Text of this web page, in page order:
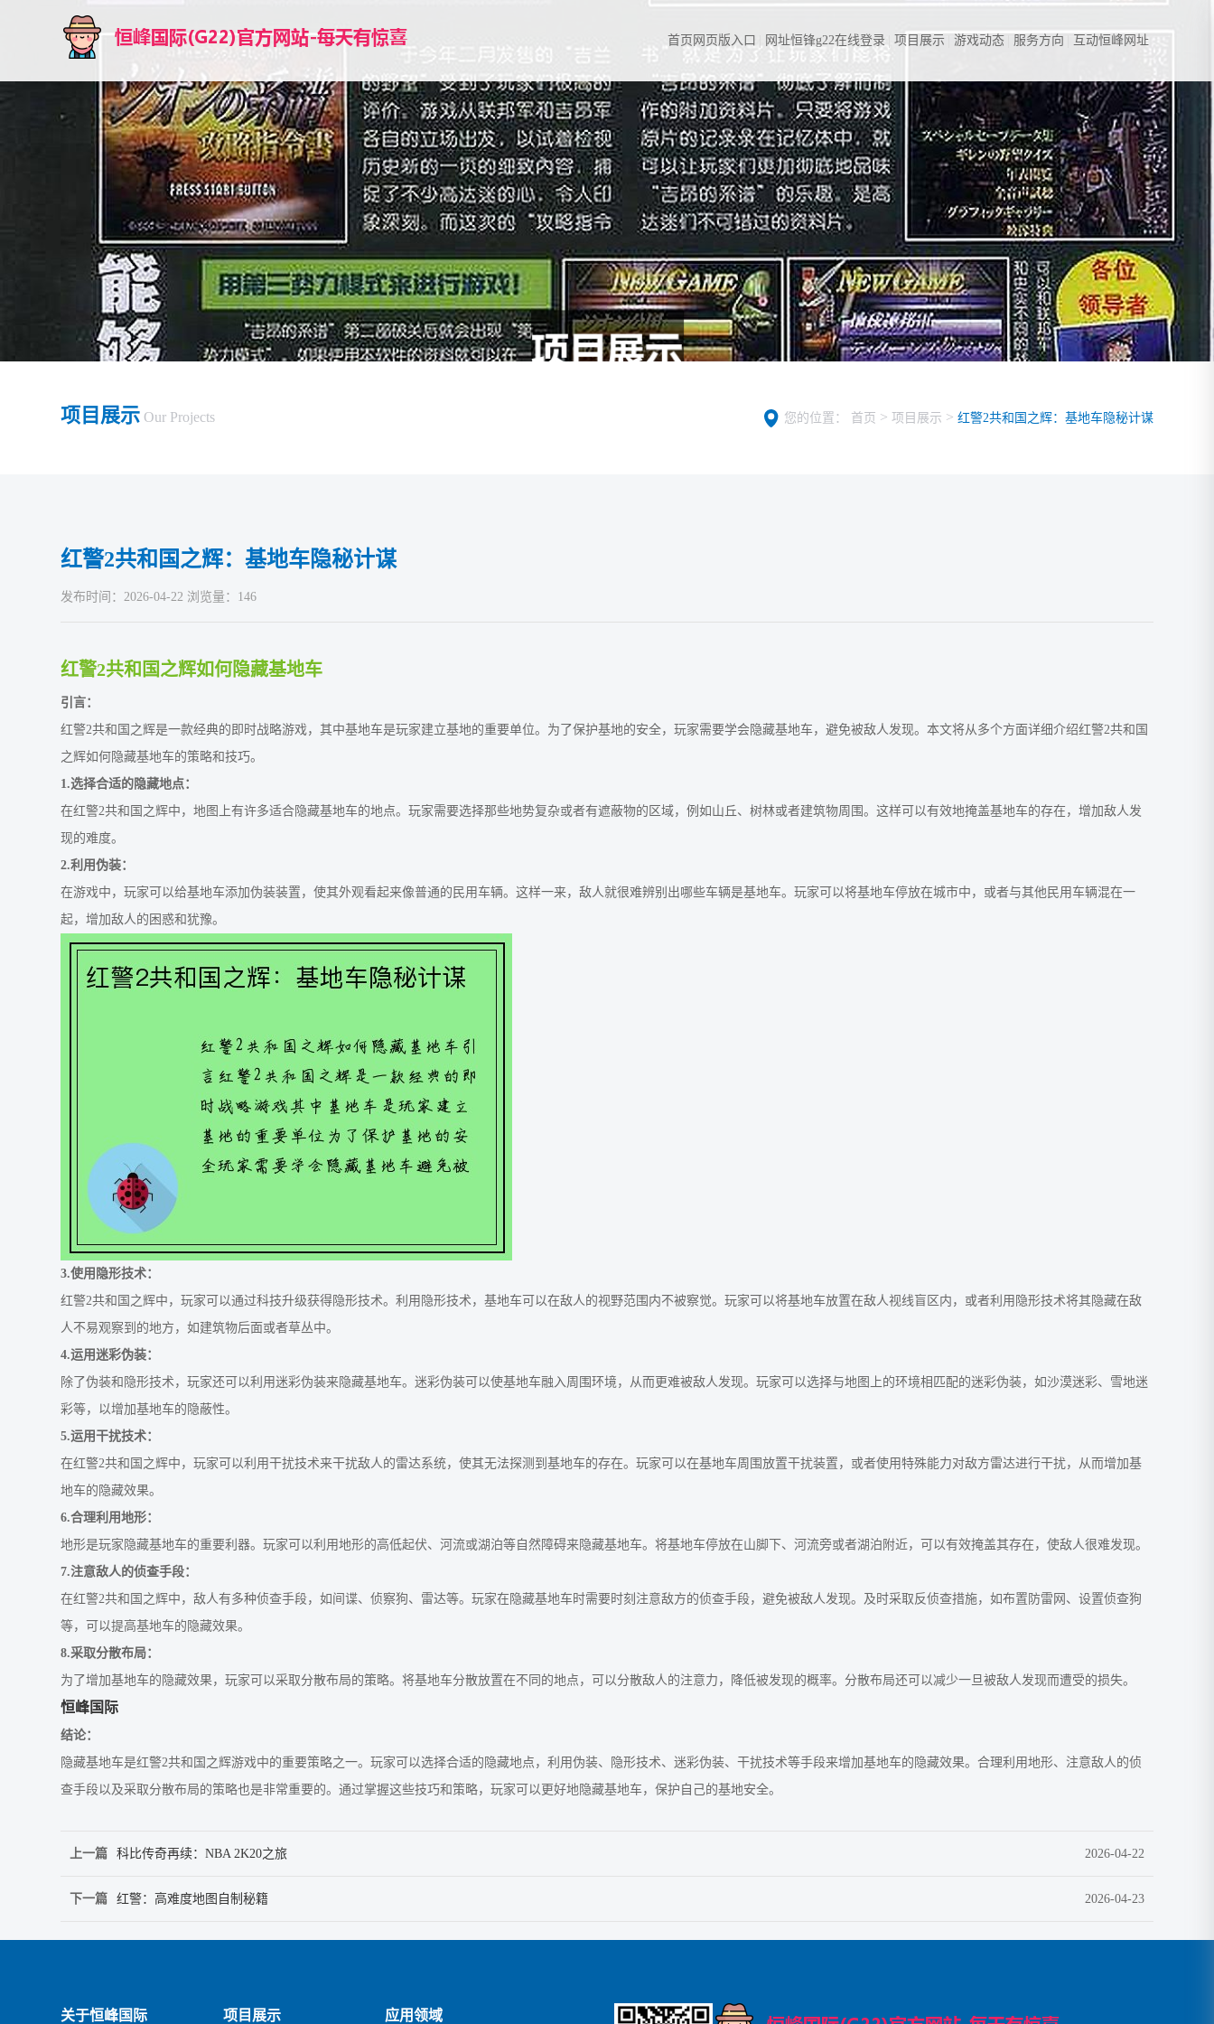
首页网页版入口 网址恒锋g22在线登录 项目展示 游戏动态 服务方向 互动恒峰网址
项目展示 Our Projects 您的位置： 首页 > 项目展示 > 红警2共和国之辉：基地车隐秘计谋
红警2共和国之辉：基地车隐秘计谋
发布时间：2026-04-22 浏览量：146
红警2共和国之辉如何隐藏基地车
引言：
红警2共和国之辉是一款经典的即时战略游戏，其中基地车是玩家建立基地的重要单位。为了保护基地的安全，玩家需要学会隐藏基地车，避免被敌人发现。本文将从多个方面详细介绍红警2共和国
之辉如何隐藏基地车的策略和技巧。
1.选择合适的隐藏地点：
在红警2共和国之辉中，地图上有许多适合隐藏基地车的地点。玩家需要选择那些地势复杂或者有遮蔽物的区域，例如山丘、树林或者建筑物周围。这样可以有效地掩盖基地车的存在，增加敌人发
现的难度。
2.利用伪装：
在游戏中，玩家可以给基地车添加伪装装置，使其外观看起来像普通的民用车辆。这样一来，敌人就很难辨别出哪些车辆是基地车。玩家可以将基地车停放在城市中，或者与其他民用车辆混在一
起，增加敌人的困惑和犹豫。
3.使用隐形技术：
红警2共和国之辉中，玩家可以通过科技升级获得隐形技术。利用隐形技术，基地车可以在敌人的视野范围内不被察觉。玩家可以将基地车放置在敌人视线盲区内，或者利用隐形技术将其隐藏在敌
人不易观察到的地方，如建筑物后面或者草丛中。
4.运用迷彩伪装：
除了伪装和隐形技术，玩家还可以利用迷彩伪装来隐藏基地车。迷彩伪装可以使基地车融入周围环境，从而更难被敌人发现。玩家可以选择与地图上的环境相匹配的迷彩伪装，如沙漠迷彩、雪地迷
彩等，以增加基地车的隐蔽性。
5.运用干扰技术：
在红警2共和国之辉中，玩家可以利用干扰技术来干扰敌人的雷达系统，使其无法探测到基地车的存在。玩家可以在基地车周围放置干扰装置，或者使用特殊能力对敌方雷达进行干扰，从而增加基
地车的隐藏效果。
6.合理利用地形：
地形是玩家隐藏基地车的重要利器。玩家可以利用地形的高低起伏、河流或湖泊等自然障碍来隐藏基地车。将基地车停放在山脚下、河流旁或者湖泊附近，可以有效掩盖其存在，使敌人很难发现。
7.注意敌人的侦查手段：
在红警2共和国之辉中，敌人有多种侦查手段，如间谍、侦察狗、雷达等。玩家在隐藏基地车时需要时刻注意敌方的侦查手段，避免被敌人发现。及时采取反侦查措施，如布置防雷网、设置侦查狗
等，可以提高基地车的隐藏效果。
8.采取分散布局：
为了增加基地车的隐藏效果，玩家可以采取分散布局的策略。将基地车分散放置在不同的地点，可以分散敌人的注意力，降低被发现的概率。分散布局还可以减少一旦被敌人发现而遭受的损失。
恒峰国际
结论：
隐藏基地车是红警2共和国之辉游戏中的重要策略之一。玩家可以选择合适的隐藏地点，利用伪装、隐形技术、迷彩伪装、干扰技术等手段来增加基地车的隐藏效果。合理利用地形、注意敌人的侦
查手段以及采取分散布局的策略也是非常重要的。通过掌握这些技巧和策略，玩家可以更好地隐藏基地车，保护自己的基地安全。
上一篇 科比传奇再续：NBA 2K20之旅 2026-04-22
下一篇 红警：高难度地图自制秘籍 2026-04-23
关于恒峰国际 项目展示 应用领域